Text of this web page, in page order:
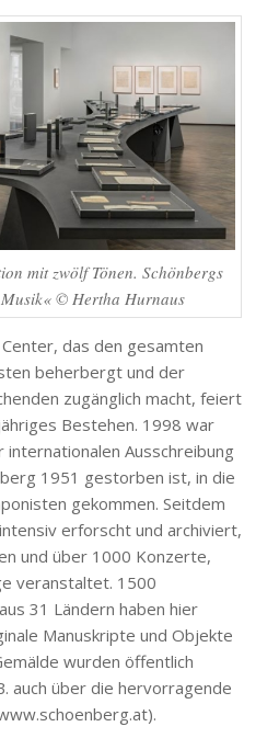
mit zwölf Tönen. Schönbergs
© Hertha Hurnaus
das den gesamten
beherbergt und der
zugänglich macht, feiert
Bestehen. 1998 war
internationalen Ausschreibung
1951 gestorben ist, in die
gekommen. Seitdem
erforscht und archiviert,
und über 1000 Konzerte,
veranstaltet. 1500
31 Ländern haben hier
Manuskripte und Objekte
wurden öffentlich
auch über die hervorragende